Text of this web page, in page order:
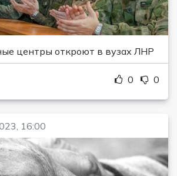
центры откроют в вузах ЛНР
0 0
16:00